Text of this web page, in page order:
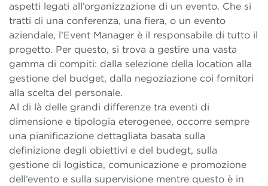
aspetti legati all’organizzazione di un evento. Che si
tratti di una conferenza, una fiera, o un evento
aziendale, l’Event Manager è il responsabile di tutto il
progetto. Per questo, si trova a gestire una vasta
gamma di compiti: dalla selezione della location alla
gestione del budget, dalla negoziazione coi fornitori
alla scelta del personale.
Al di là delle grandi differenze tra eventi di
dimensione e tipologia eterogenee, occorre sempre
una pianificazione dettagliata basata sulla
definizione degli obiettivi e del budegt, sulla
gestione di logistica, comunicazione e promozione
dell’evento e sulla supervisione mentre questo è in